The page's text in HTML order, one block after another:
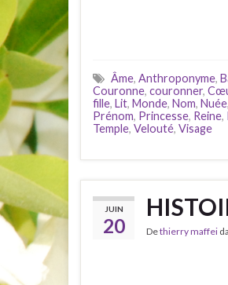
Âme, Anthroponyme,
Couronne, couronner,
fille, Lit, Monde, Nom, Nuée,
Prénom, Princesse, Reine,
Temple, Velouté, Visage
JUIN
20 Dethierry maffei